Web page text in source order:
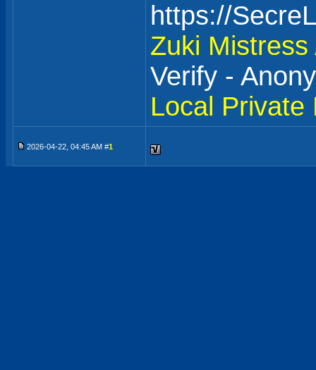
https://
Zuki Mistress
Verify -
Local Private
2026-04-22, 04:45 AM #1